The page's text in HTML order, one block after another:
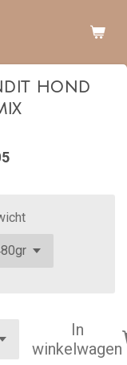
hond
In
winkelwagen